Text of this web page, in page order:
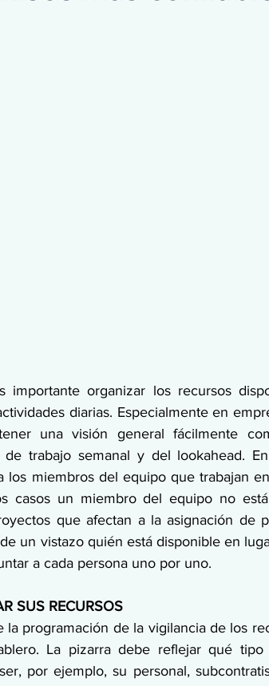
importante organizar los recursos
diarias. Especialmente en
una visión general fácilmente
trabajo semanal y del lookahead.
los miembros del equipo que trabajan
casos un miembro del equipo no
que afectan a la asignación de
un vistazo quién está disponible en
a cada persona uno por uno.
SUS RECURSOS
la programación de la vigilancia de los
La pizarra debe reflejar qué tipo
por ejemplo, su personal,